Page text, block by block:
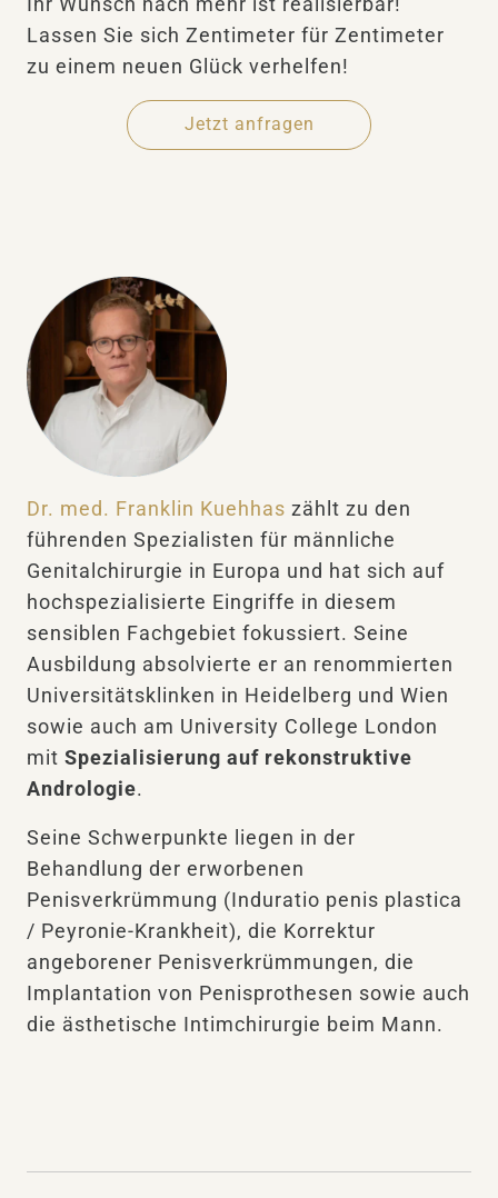
Lassen Sie sich Zentimeter für Zentimeter
zu einem neuen Glück verhelfen!
Jetzt anfragen
Dr. med. Franklin Kuehhas zählt zu den
führenden Spezialisten für männliche
Genitalchirurgie in Europa und hat sich auf
hochspezialisierte Eingriffe in diesem
sensiblen Fachgebiet fokussiert. Seine
Ausbildung absolvierte er an renommierten
Universitätsklinken in Heidelberg und Wien
sowie auch am University College London
mit Spezialisierung auf rekonstruktive
Andrologie.
Seine Schwerpunkte liegen in der
Behandlung der erworbenen
Penisverkrümmung (Induratio penis plastica
/ Peyronie-Krankheit), die Korrektur
angeborener Penisverkrümmungen, die
Implantation von Penisprothesen sowie auch
die ästhetische Intimchirurgie beim Mann.